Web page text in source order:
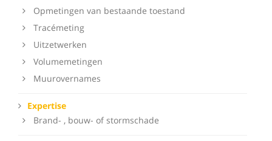
Opmetingen van bestaande toestand
Tracémeting
Uitzetwerken
Volumemetingen
Muurovernames
Expertise
Brand- , bouw- of stormschade